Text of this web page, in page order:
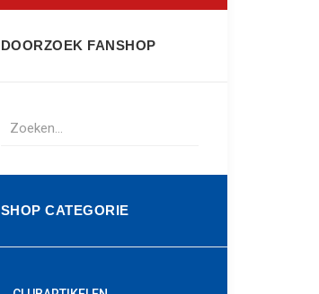
DOORZOEK FANSHOP
SHOP CATEGORIE